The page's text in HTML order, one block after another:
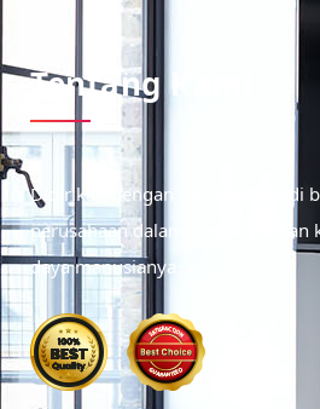
Tentang Kami
Didirikan dengan tujuan menjadi
perusahaan dalam meningkatkan
daya manusianya.